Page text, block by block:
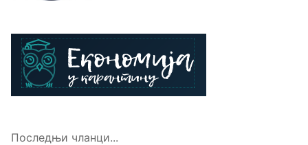
Последњи чланци...